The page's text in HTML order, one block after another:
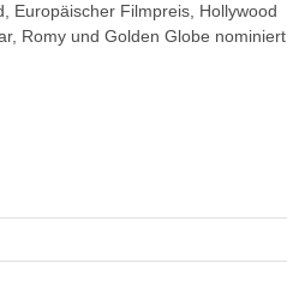
Europäischer Filmpreis, Hollywood
Romy und Golden Globe nominiert